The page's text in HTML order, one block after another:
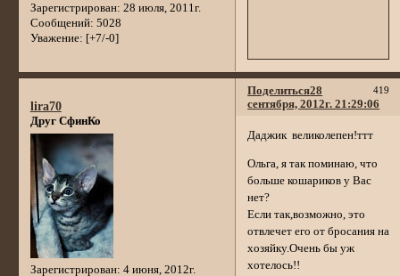
Зарегистрирован: 28 июля, 2011г.
Сообщений: 5028
Уважение: [+7/-0]
Поделиться 419
28
сентября, 2012г. 21:29:06
lira70
Друг СфинКо
Зарегистрирован: 4 июня, 2012г.
Даджик великолепен!ттт
Ольга, я так поминаю, что
больше кошариков у Вас
нет?
Если так,возможно, это
отвлечет его от бросания на
хозяйку.Очень бы уж
хотелось!!